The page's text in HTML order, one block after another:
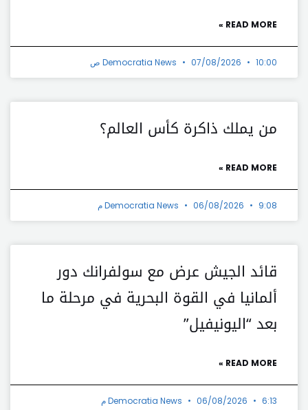
READ MORE »
Democratia News 07/08/2026 10:00 ص
من يملك ذاكرة كأس العالم؟
READ MORE »
Democratia News 06/08/2026 9:08 م
قائد الجيش عرض مع سولفرانك دور
ألمانيا في القوة البحرية في مرحلة ما
بعد “اليونيفيل”
READ MORE »
Democratia News 06/08/2026 6:13 م